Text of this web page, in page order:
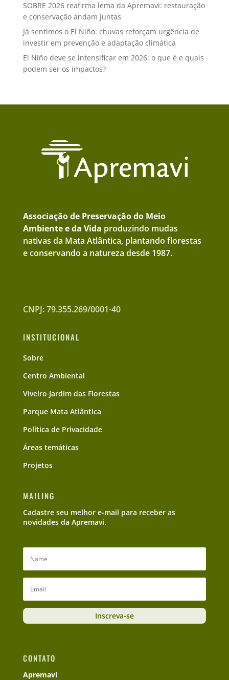
SOBRE 2026 reafirma lema da Apremavi: restauração
e conservação andam juntas
Já sentimos o El Niño: chuvas reforçam urgência de
investir em prevenção e adaptação climática
El Niño deve se intensificar em 2026: o que é e quais
podem ser os impactos?
Associação de Preservação do Meio
Ambiente e da Vida produzindo mudas
nativas da Mata Atlântica, plantando florestas
e conservando a natureza desde 1987.
CNPJ: 79.355.269/0001-40
INSTITUCIONAL
Sobre
Centro Ambiental
Viveiro Jardim das Florestas
Parque Mata Atlântica
Política de Privacidade
Áreas temáticas
Projetos
MAILING
Cadastre seu melhor e-mail para receber as
novidades da Apremavi.
Inscreva-se
CONTATO
Apremavi